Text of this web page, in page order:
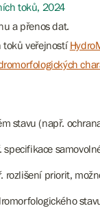
toků, 2024
a přenos dat.
toků veřejností
stavu (např.
rozlišení priorit,